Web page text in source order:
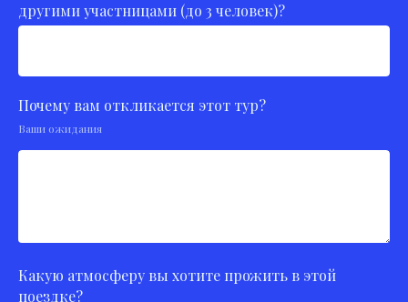
другими участницами (до 3 человек)?
Почему вам откликается этот тур?
Ваши ожидания
Какую атмосферу вы хотите прожить в этой
поездке?